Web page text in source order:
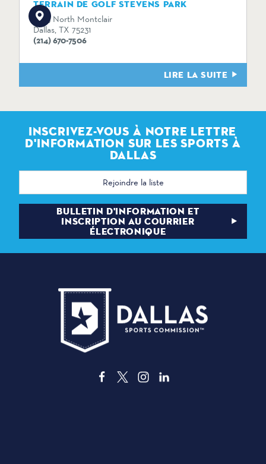
TERRAIN DE GOLF STEVENS PARK
1005 North Montclair
Dallas, TX 75231
(214) 670-7506
LIRE LA SUITE
INSCRIVEZ-VOUS À NOTRE LETTRE
D'INFORMATION SUR LES SPORTS À
DALLAS
Adresse
BULLETIN D'INFORMATION ET
INSCRIPTION AU COURRIER
ÉLECTRONIQUE